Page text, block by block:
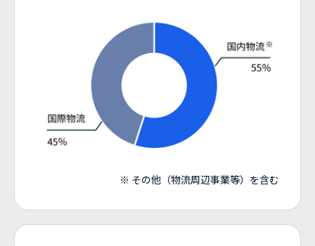
※ その他（物流周辺事業等）を含む